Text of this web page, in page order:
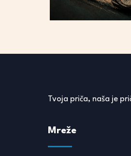
Tvoja priča, naša je
Mreže